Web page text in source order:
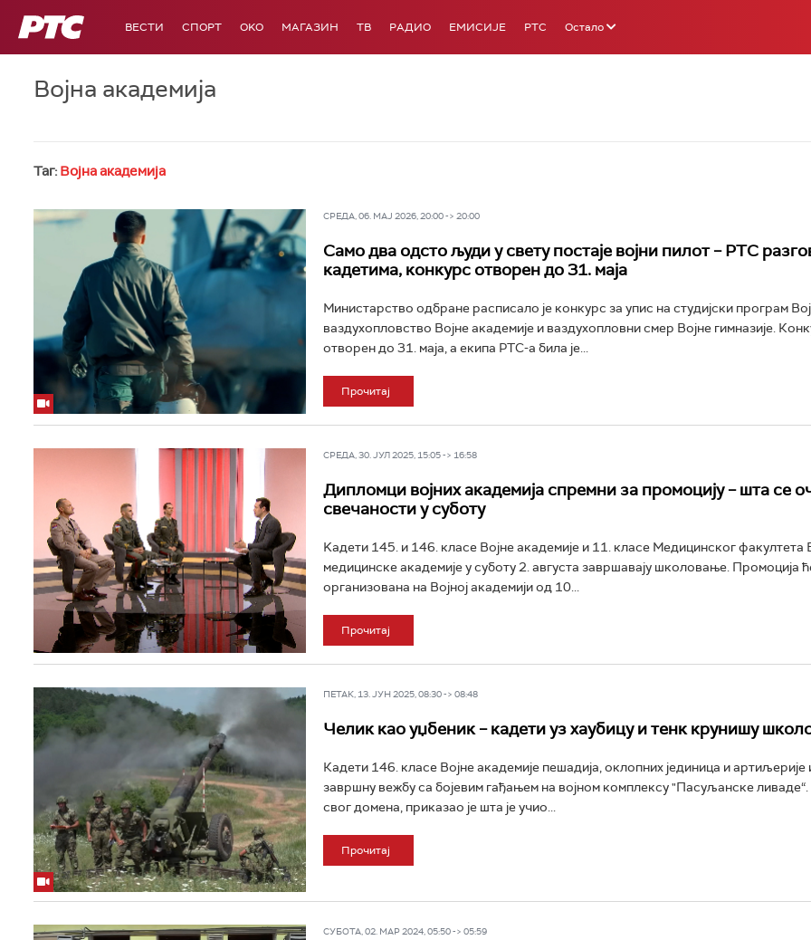
РТС ВЕСТИ СПОРТ OKO МАГАЗИН ТВ РАДИО ЕМИСИЈЕ РТС Остало
Војна академија
Таг: Војна академија
СРЕДА, 06. МАЈ 2026, 20:00 -> 20:00
Само два одсто људи у свету постаје војни пилот – РТС
кадетима, конкурс отворен до 31. маја
Министарство одбране расписало је конкурс за упис на студијски програм
ваздухопловство Војне академије и ваздухопловни смер Војне гимназије.
отворен до 31. маја, а екипа РТС-а била је...
Прочитај
СРЕДА, 30. ЈУЛ 2025, 15:05 -> 16:58
Дипломци војних академија спремни за промоцију – шта се
свечаности у суботу
Kадети 145. и 146. класе Војне академије и 11. класе Медицинског факултета
медицинске академије у суботу 2. августа завршавају школовање. Промоција
организована на Војној академији од 10...
Прочитај
ПЕТАК, 13. ЈУН 2025, 08:30 -> 08:48
Челик као уџбеник – кадети уз хаубицу и тенк крунишу
Кадети 146. класе Војне академије пешадија, оклопних јединица и артиљерије
завршну вежбу са бојевим гађањем на војном комплексу "Пасуљанске
свог домена, приказао је шта је учио...
Прочитај
СУБОТА, 02. МАР 2024, 05:50 -> 05:59